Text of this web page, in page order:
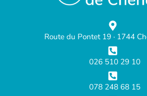
Route du Pontet 19 · 1744
026 510 29 10
078 248 68 15